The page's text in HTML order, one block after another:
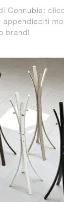
Connubia:
appendiabiti
brand!